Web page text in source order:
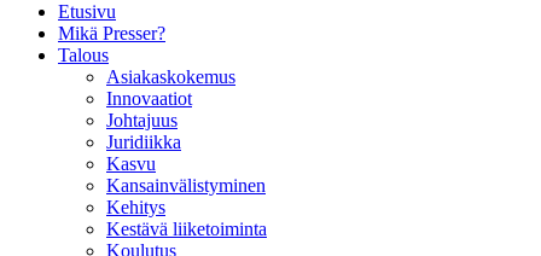
Etusivu
Mikä Presser?
Talous
Asiakaskokemus
Innovaatiot
Johtajuus
Juridiikka
Kasvu
Kansainvälistyminen
Kehitys
Kestävä liiketoiminta
Koulutus